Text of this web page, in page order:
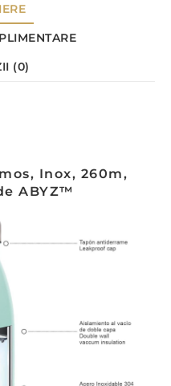
(0)
Inox, 260m,
ABYZ™